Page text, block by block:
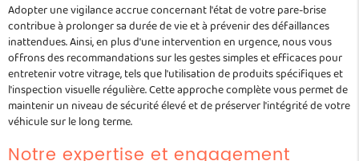
Adopter une vigilance accrue concernant l'état de votre pare-brise
contribue à prolonger sa durée de vie et à prévenir des défaillances
inattendues. Ainsi, en plus d'une intervention en urgence, nous vous
offrons des recommandations sur les gestes simples et efficaces pour
entretenir votre vitrage, tels que l'utilisation de produits spécifiques et
l'inspection visuelle régulière. Cette approche complète vous permet de
maintenir un niveau de sécurité élevé et de préserver l'intégrité de votre
véhicule sur le long terme.
Notre expertise et engagement